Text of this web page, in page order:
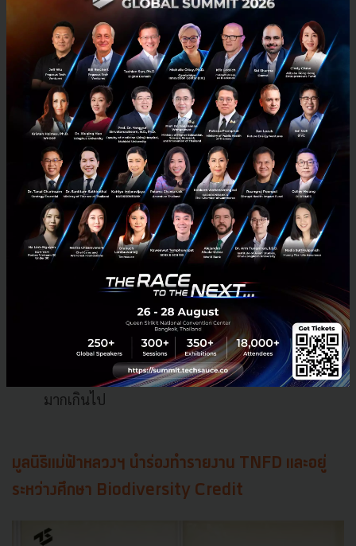
อย่างยิ่ง และต่อไป ภาคธุรกิจจำเป็นต้องประเมินตัวเอง
กรอบการเปิดเผยข้อมูลเกี่ยวกับความเสี่ยงและ
โอกาสที่เกี่ยวข้องกับธรรมชาติและความหลากหลายทาง
ชีวภาพหรือTNFD (Taskforce on Nature-related
Financial Disclosures)เพื่อดูว่าองค์กรพึ่งพาอะไรจาก
ธรรมชาติ (Dependency) บ้าง และสร้างผลกระทบ
(Impact) ต่อสภาพแวดล้อมด้านไหน อย่างไรบ้าง
จากนั้นจึงบริหารจัดการธุรกิจตามหลักMitigation
Hierarchyหรือ การสร้างความเปลี่ยนแปลงตามลำดับ
ขั้นตอน ได้แก่
หลีกเลี่ยงผลกระทบ (Avoid)
ลดผลกระทบ (Reduce)
ฟื้นฟูธรรมชาติกลับคืนมา (Restore & Regenerate)
การปรับปรุงและเปลี่ยนรูปแบบธุรกิจใหม่
(Transform) หากวิธีเดิมสร้างผลกระทบต่อธรรมชาติ
มากเกินไป
มูลนิธิแม่ฟ้าหลวงฯ นำร่องทำรายงาน TNFD และอยู่
ระหว่างศึกษา Biodiversity Credit